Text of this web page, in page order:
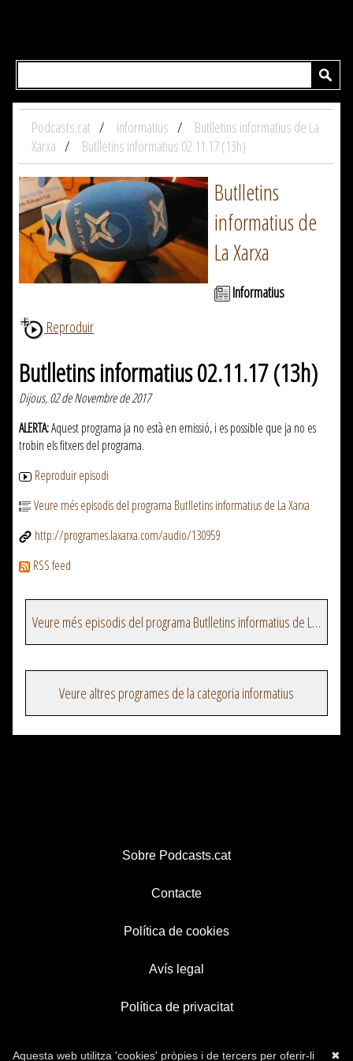
Podcasts.cat Informatius
Butlletins informatius de La
Xarxa
Butlletins informatius 02.11.17 (13h)
Butlletins
informatius de
La Xarxa
Informatius
Reproduir
Butlletins informatius 02.11.17 (13h)
Dijous, 02 de Novembre de 2017
ALERTA:Aquest programa ja no està en emissió, i es possible que ja no es
trobin els fitxers del programa.
Reproduir episodi
Veure més episodis del programa Butlletins informatius de La Xarxa
http://programes.laxarxa.com/audio/130959
RSS feed
Veure més episodis del programa Butlletins informatius de La Xarxa
Veure altres programes de la categoria informatius
Sobre Podcasts.cat
Contacte
Política de cookies
Avís legal
Política de privacitat
✖
Aquesta web utilitza 'cookies' pròpies i de tercers per oferir-li